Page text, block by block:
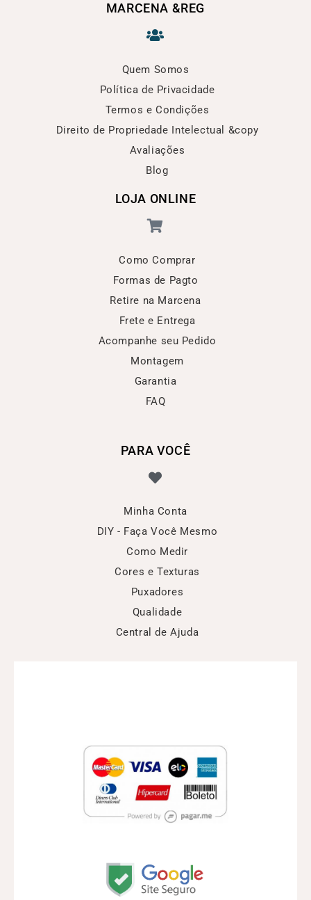
MARCENA &REG
Quem Somos
Política de Privacidade
Termos e Condições
Direito de Propriedade Intelectual &copy
Avaliações
Blog
LOJA ONLINE
Como Comprar
Formas de Pagto
Retire na Marcena
Frete e Entrega
Acompanhe seu Pedido
Montagem
Garantia
FAQ
PARA VOCÊ
Minha Conta
DIY - Faça Você Mesmo
Como Medir
Cores e Texturas
Puxadores
Qualidade
Central de Ajuda